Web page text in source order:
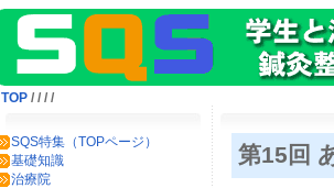
TOP / / / /
SQS特集（TOPページ）
基礎知識
治療院
第15回